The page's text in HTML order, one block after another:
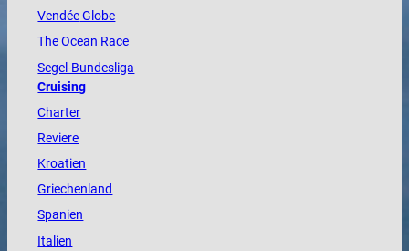
VendéeGlobe
TheOcean Race
Segel-Bundesliga
Cruising
Charter
Reviere
Kroatien
Griechenland
Spanien
Italien